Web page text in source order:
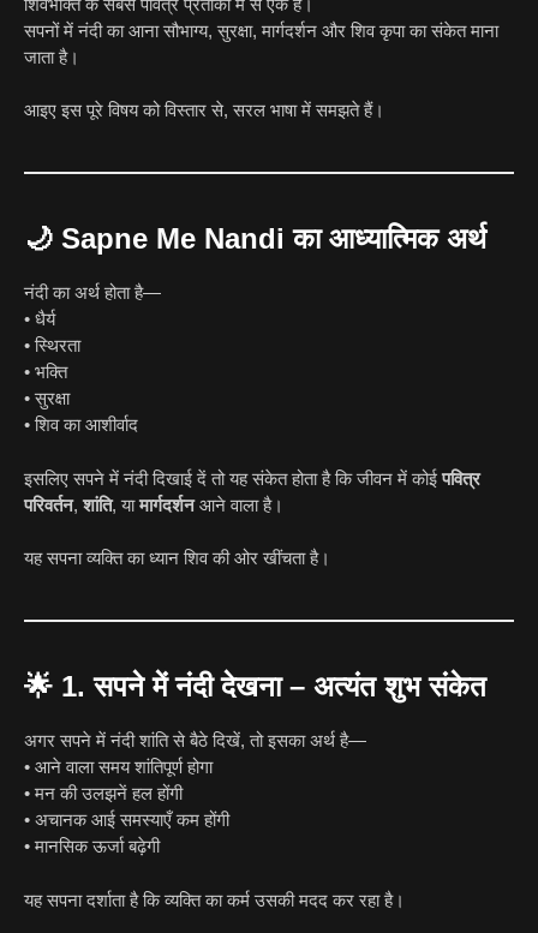
शिवभक्ति के सबसे पवित्र प्रतीकों में से एक हैं।
सपनों में नंदी का आना सौभाग्य, सुरक्षा, मार्गदर्शन और शिव कृपा का संकेत माना
जाता है।
आइए इस पूरे विषय को विस्तार से, सरल भाषा में समझते हैं।
🌙 Sapne Me Nandi का आध्यात्मिक अर्थ
नंदी का अर्थ होता है—
• धैर्य
• स्थिरता
• भक्ति
• सुरक्षा
• शिव का आशीर्वाद
इसलिए सपने में नंदी दिखाई दें तो यह संकेत होता है कि जीवन में कोईपवित्र
परिवर्तन,शांति, यामार्गदर्शनआने वाला है।
यह सपना व्यक्ति का ध्यान शिव की ओर खींचता है।
🌟 1. सपने में नंदी देखना – अत्यंत शुभ संकेत
अगर सपने में नंदी शांति से बैठे दिखें, तो इसका अर्थ है—
• आने वाला समय शांतिपूर्ण होगा
• मन की उलझनें हल होंगी
• अचानक आई समस्याएँ कम होंगी
• मानसिक ऊर्जा बढ़ेगी
यह सपना दर्शाता है कि व्यक्ति का कर्म उसकी मदद कर रहा है।